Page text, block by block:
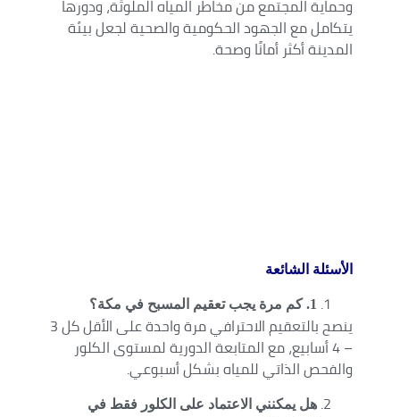
وحماية المجتمع من مخاطر المياه الملوثة، ودورها
يتكامل مع الجهود الحكومية والصحية لجعل بيئة
المدينة أكثر أمانًا وصحة.
الأسئلة الشائعة
1. كم مرة يجب تعقيم المسبح في مكة؟
ينصح بالتعقيم الاحترافي مرة واحدة على الأقل كل 3
– 4 أسابيع، مع المتابعة الدورية لمستوى الكلور
والفحص الذاتي للمياه بشكل أسبوعي.
هل يمكنني الاعتماد على الكلور فقط في